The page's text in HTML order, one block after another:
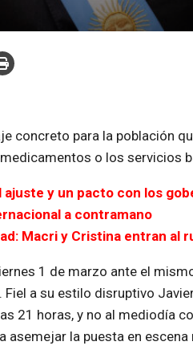
concreto para la población
o los servicios
ajuste y un pacto con los
a contramano
Macri y Cristina entran al
1 de marzo ante el
a su estilo disruptivo
21 horas, y no al mediodía
asemejar la puesta en